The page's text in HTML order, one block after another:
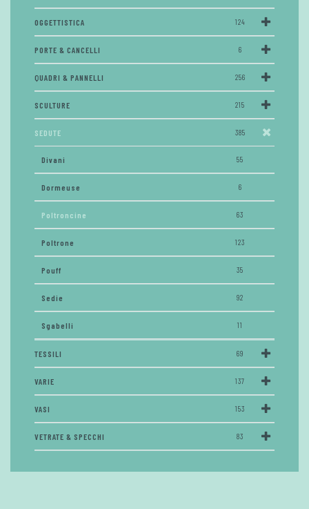
OGGETTISTICA 124
PORTE & CANCELLI 6
QUADRI & PANNELLI 256
SCULTURE 215
SEDUTE 385
Divani 55
Dormeuse 6
Poltroncine 63
Poltrone 123
Pouff 35
Sedie 92
Sgabelli 11
TESSILI 69
VARIE 137
VASI 153
VETRATE & SPECCHI 83